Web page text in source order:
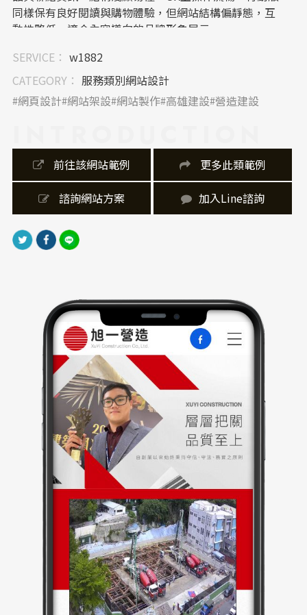
同樣保有良好閱讀與購物體驗，但網站結構偏靜態，互
動性略低，適合內容導向的品牌形象展示。
｜內容視覺表現，Banner 設計
首頁 Banner 為全幅實景攝影搭配簡約文字，營造品牌
調性。圖片主題集中在咖啡製程與產品細節，重視視覺
敘事與情感連結。產品頁與內容區維持統一風格，強調
｜網站製作，技術細節
網站採用 RWD 響應式設計，支援桌機與手機裝置。速
度穩定，具SSL安全憑證。前端設計簡約，無複雜動畫
或特效，專注於內容呈現與品牌故事傳達。
SERVICE： w1882
CATEGORY： 服務類別網站設計
網頁設計 網站架設 網站製作 高雄建設 營造建設
前往該網站範例 更多此類範例
諮詢網站方案 加入Line諮詢